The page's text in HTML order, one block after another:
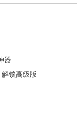
器
锁高级版